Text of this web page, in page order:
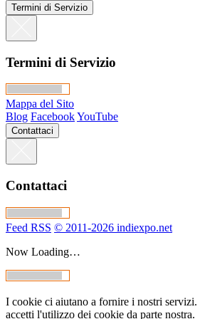
Termini di Servizio
Termini di Servizio
Mappa del Sito
Blog FacebookYouTube
Contattaci
Contattaci
Feed RSS © 2011-2026 indiexpo.net
Now Loading…
I cookie ci aiutano a fornire i nostri
accetti l'utilizzo dei cookie da parte nostra.